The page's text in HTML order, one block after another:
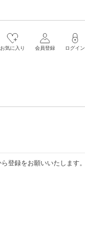
ログイン
会員登録
お気に入り
登録をお願いいたします。